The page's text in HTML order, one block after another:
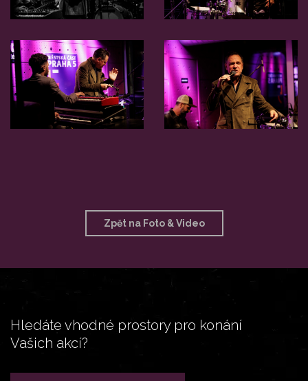
Zpět na Foto & Video
Hledáte vhodné prostory pro konání
Vašich akcí?